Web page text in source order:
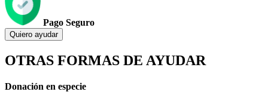
Pago Seguro
Quiero ayudar
OTRAS FORMAS DE AYUDAR
Donación en especie